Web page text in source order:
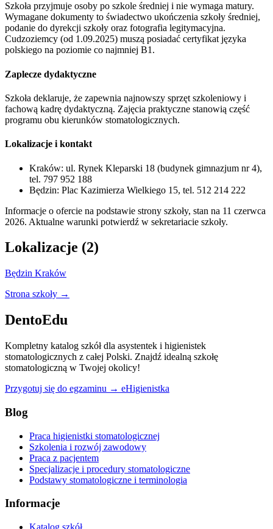
Szkoła przyjmuje osoby po szkole średniej i nie wymaga matury.
Wymagane dokumenty to świadectwo ukończenia szkoły średniej,
podanie do dyrekcji szkoły oraz fotografia legitymacyjna.
Cudzoziemcy (od 1.09.2025) muszą posiadać certyfikat języka
polskiego na poziomie co najmniej B1.
Zaplecze dydaktyczne
Szkoła deklaruje, że zapewnia najnowszy sprzęt szkoleniowy i
fachową kadrę dydaktyczną. Zajęcia praktyczne stanowią część
programu obu kierunków stomatologicznych.
Lokalizacje i kontakt
Kraków: ul. Rynek Kleparski 18 (budynek gimnazjum nr 4),
tel. 797 952 188
Będzin: Plac Kazimierza Wielkiego 15, tel. 512 214 222
Informacje o ofercie na podstawie strony szkoły, stan na 11 czerwca
2026. Aktualne warunki potwierdź w sekretariacie szkoły.
Lokalizacje (2)
Będzin Kraków
Strona szkoły →
DentoEdu
Kompletny katalog szkół dla asystentek i higienistek
stomatologicznych z całej Polski. Znajdź idealną szkołę
stomatologiczną w Twojej okolicy!
Przygotuj się do egzaminu → eHigienistka
Blog
Praca higienistki stomatologicznej
Szkolenia i rozwój zawodowy
Praca z pacjentem
Specjalizacje i procedury stomatologiczne
Podstawy stomatologiczne i terminologia
Informacje
Katalog szkół